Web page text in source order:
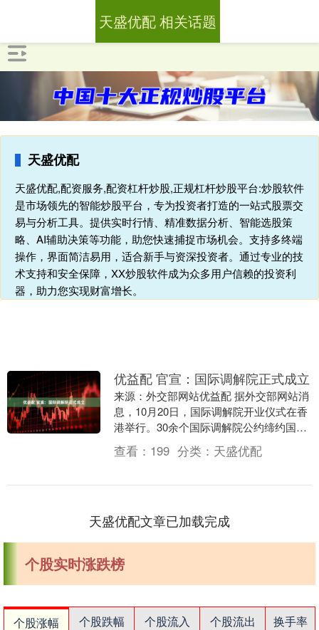
天盛优配
天盛优配,配资服务,配资杠杆炒股,正规杠杆炒股平台:炒股软件
是市场领先的智能炒股平台，专为投资者打造的一站式股票交
易与分析工具。提供实时行情、精准数据分析、智能选股策
略、AI辅助决策等功能，助您快速捕捉市场机会。支持多终端
操作，界面简洁易用，适合新手与资深投资者。通过专业的技
术支持和安全保障，XX炒股软件成为众多用户信赖的投资利
器，助力您实现财富增长。
天盛优配 相关话题
优益配 官宣：国际调解院正式成立
来源：外交部网站优益配 据外交部网站消
息，10月20日，国际调解院开业仪式在香
港举行。30余个国际调解院公约缔约国和
签署国以及香港特区各界近200名代表出
席仪式....
查看： 199 分类： 天盛优配
天盛优配文章已加载完成
个股实时涨跌榜
个股涨幅 个股跌幅 个股流入 个股流出
换手率